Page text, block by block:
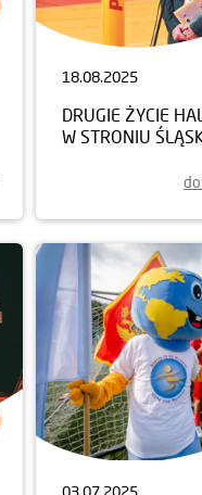
18.08.2025
DRUGIE ŻYCIE
W STRONIU
03.07.2025